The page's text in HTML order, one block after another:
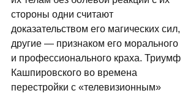
стороны одни считают
доказательством его магических сил,
другие — признаком его морального
и профессионального краха. Триумф
Кашпировского во времена
перестройки с «телевизионным»